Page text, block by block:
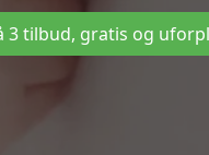
3 tilbud, gratis og